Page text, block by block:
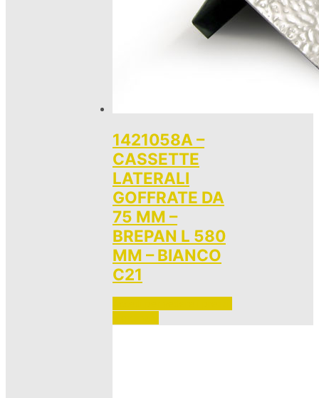
1421058A –
CASSETTE
LATERALI
GOFFRATE DA
75 MM –
BREPAN L 580
MM – BIANCO
C21